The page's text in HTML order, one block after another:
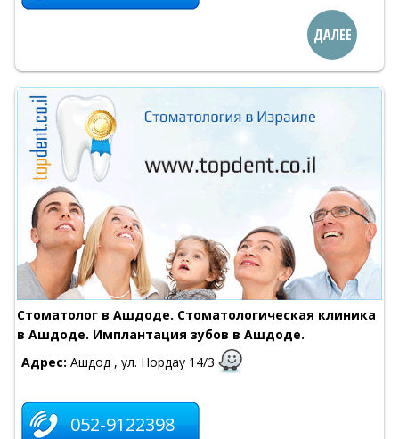
ДАЛЕЕ
Стоматолог в Ашдоде. Стоматологическая клиника
в Ашдоде. Имплантация зубов в Ашдоде.
Адрес: Ашдод , ул. Нордау 14/3
052-9122398